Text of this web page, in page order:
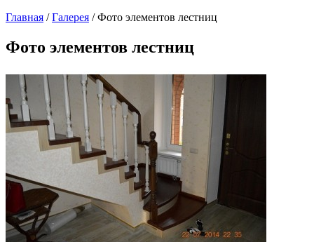
Главная /Галерея /Фото элементов лестниц
Фото элементов лестниц